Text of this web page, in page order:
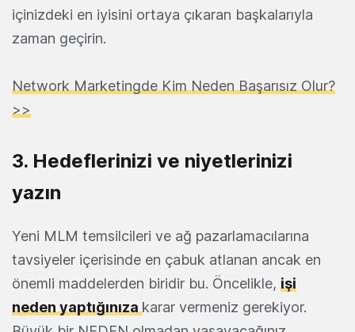
içinizdeki en iyisini ortaya çıkaran başkalarıyla
zaman geçirin.
Network Marketingde Kim Neden Başarısız Olur?
>>
3. Hedeflerinizi ve niyetlerinizi
yazın
Yeni MLM temsilcileri ve ağ pazarlamacılarına
tavsiyeler içerisinde en çabuk atlanan ancak en
önemli maddelerden biridir bu. Öncelikle, işi
neden yaptığınıza karar vermeniz gerekiyor.